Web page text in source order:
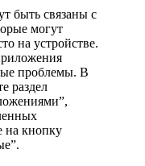
быть связаны с
могут
на устройстве.
проблемы. В
раздел
на кнопку